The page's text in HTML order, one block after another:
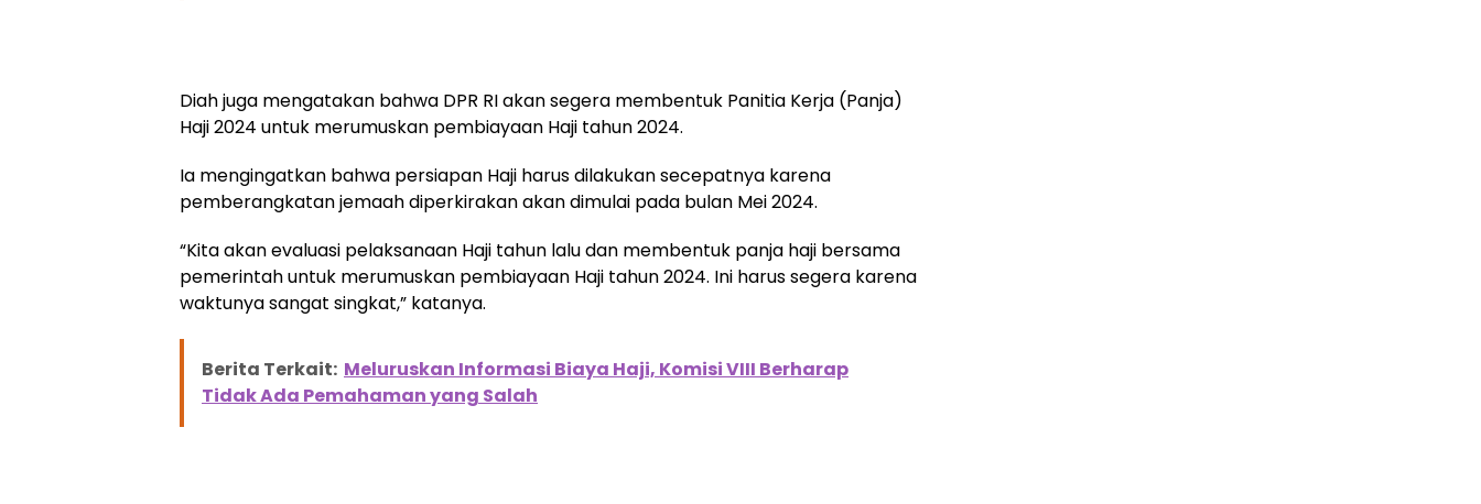
Diah juga mengatakan bahwa DPR RI akan segera membentuk Panitia Kerja (Panja)
Haji 2024 untuk merumuskan pembiayaan Haji tahun 2024.
Ia mengingatkan bahwa persiapan Haji harus dilakukan secepatnya karena
pemberangkatan jemaah diperkirakan akan dimulai pada bulan Mei 2024.
“Kita akan evaluasi pelaksanaan Haji tahun lalu dan membentuk panja haji bersama
pemerintah untuk merumuskan pembiayaan Haji tahun 2024. Ini harus segera karena
waktunya sangat singkat,” katanya.
Berita Terkait: Meluruskan Informasi Biaya Haji, Komisi VIII Berharap
Tidak Ada Pemahaman yang Salah